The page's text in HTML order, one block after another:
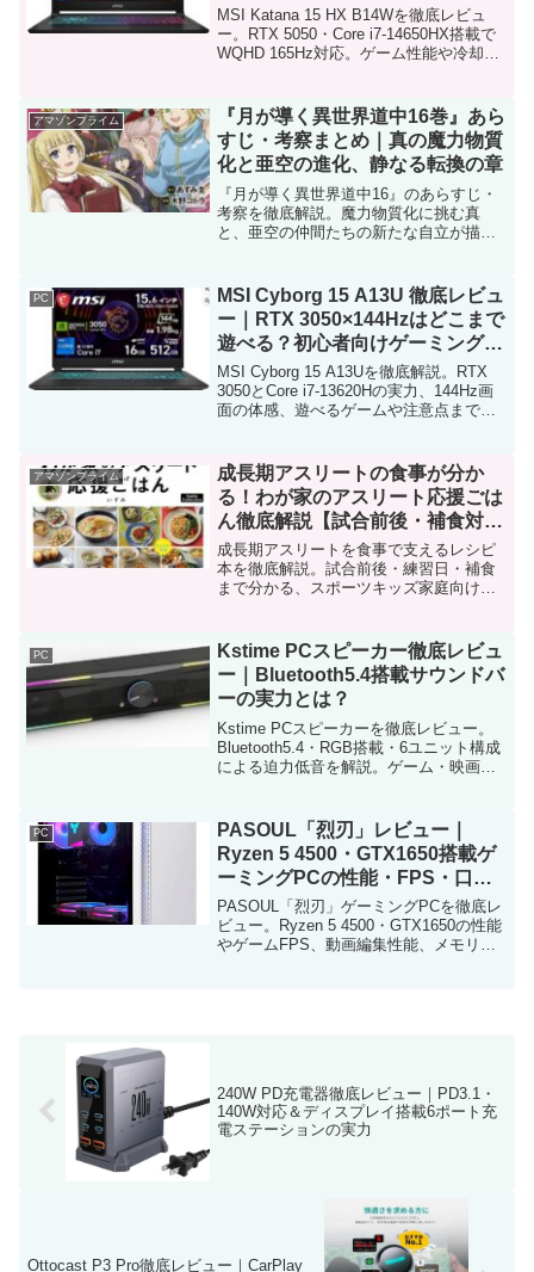
MSI Katana 15 HX B14Wを徹底レビュ
ー。RTX 5050・Core i7-14650HX搭載で
WQHD 165Hz対応。ゲーム性能や冷却性
アマゾンプライム
『月が導く異世界道中16巻』あら
すじ・考察まとめ｜真の魔力物質
化と亜空の進化、静なる転換の章
『月が導く異世界道中16』のあらすじ・
考察を徹底解説。魔力物質化に挑む真
と、亜空の仲間たちの新たな自立が描か
PC
MSI Cyborg 15 A13U 徹底レビュ
ー｜RTX 3050×144Hzはどこまで
遊べる？初心者向けゲーミングノ
ート評価
MSI Cyborg 15 A13Uを徹底解説。RTX
3050とCore i7-13620Hの実力、144Hz画
面の体感、遊べるゲームや注意点まで購
アマゾンプライム
成長期アスリートの食事が分か
る！わが家のアスリート応援ごは
ん徹底解説【試合前後・補食対
応】
成長期アスリートを食事で支えるレシピ
本を徹底解説。試合前後・練習日・補食
まで分かる、スポーツキッズ家庭向け実
PC
Kstime PCスピーカー徹底レビュ
ー｜Bluetooth5.4搭載サウンドバ
ーの実力とは？
Kstime PCスピーカーを徹底レビュー。
Bluetooth5.4・RGB搭載・6ユニット構成
による迫力低音を解説。ゲーム・映画・
PC
PASOUL「烈刃」レビュー｜
Ryzen 5 4500・GTX1650搭載ゲ
ーミングPCの性能・FPS・口コ
ミを徹底解説
PASOUL「烈刃」ゲーミングPCを徹底レ
ビュー。Ryzen 5 4500・GTX1650の性能
やゲームFPS、動画編集性能、メモリ
240W PD充電器徹底レビュー｜PD3.1・
140W対応＆ディスプレイ搭載6ポート充
電ステーションの実力
Ottocast P3 Pro徹底レビュー｜CarPlay